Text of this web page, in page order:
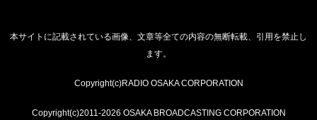
本サイトに記載されている画像、文章等全ての内容の無断転載、引用を禁止し
ます。
Copyright(c)RADIO OSAKA CORPORATION
Copyright(c)2011-2026 OSAKA BROADCASTING CORPORATION